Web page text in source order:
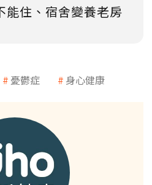
能住、宿舍變養老房
憂鬱症 身心健康